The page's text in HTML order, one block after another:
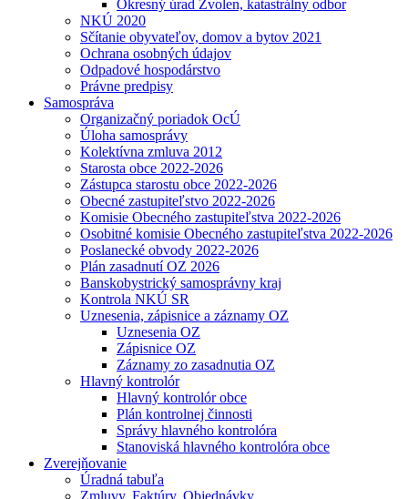
Okresný úrad Zvolen, katastrálny odbor
NKÚ 2020
Sčítanie obyvateľov, domov a bytov 2021
Ochrana osobných údajov
Odpadové hospodárstvo
Právne predpisy
Samospráva
Organizačný poriadok OcÚ
Úloha samosprávy
Kolektívna zmluva 2012
Starosta obce 2022-2026
Zástupca starostu obce 2022-2026
Obecné zastupiteľstvo 2022-2026
Komisie Obecného zastupiteľstva 2022-2026
Osobitné komisie Obecného zastupiteľstva 2022-2026
Poslanecké obvody 2022-2026
Plán zasadnutí OZ 2026
Banskobystrický samosprávny kraj
Kontrola NKÚ SR
Uznesenia, zápisnice a záznamy OZ
Uznesenia OZ
Zápisnice OZ
Záznamy zo zasadnutia OZ
Hlavný kontrolór
Hlavný kontrolór obce
Plán kontrolnej činnosti
Správy hlavného kontrolóra
Stanoviská hlavného kontrolóra obce
Zverejňovanie
Úradná tabuľa
Zmluvy, Faktúry, Objednávky